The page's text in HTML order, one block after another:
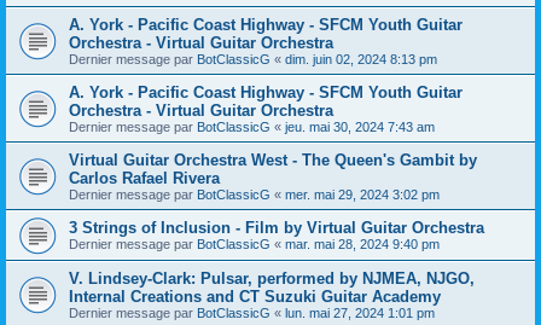
A. York - Pacific Coast Highway - SFCM Youth Guitar
Orchestra - Virtual Guitar Orchestra
Dernier message par BotClassicG « dim. juin 02, 2024 8:13 pm
A. York - Pacific Coast Highway - SFCM Youth Guitar
Orchestra - Virtual Guitar Orchestra
Dernier message par BotClassicG « jeu. mai 30, 2024 7:43 am
Virtual Guitar Orchestra West - The Queen's Gambit by
Carlos Rafael Rivera
Dernier message par BotClassicG « mer. mai 29, 2024 3:02 pm
3 Strings of Inclusion - Film by Virtual Guitar Orchestra
Dernier message par BotClassicG « mar. mai 28, 2024 9:40 pm
V. Lindsey-Clark: Pulsar, performed by NJMEA, NJGO,
Internal Creations and CT Suzuki Guitar Academy
Dernier message par BotClassicG « lun. mai 27, 2024 1:01 pm